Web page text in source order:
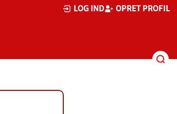
LOG IND OPRET PROFIL